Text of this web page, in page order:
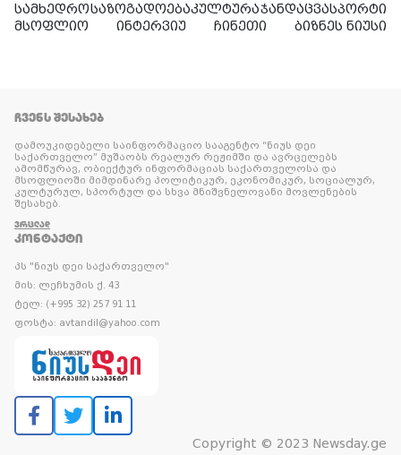
სამხედროსაზოგადოებაკულტურაჯანდაცვასპორტი
მსოფლიო
ინტერვიუ ჩინეთი ბიზნეს ნიუსი
ᲩᲕᲔᲜᲡ ᲨᲔᲡᲐᲮᲔᲑ
დამოუკიდებელი საინფორმაციო სააგენტო “ნიუს დეი
საქართველო” მუშაობს რეალურ რეჟიმში და ავრცელებს
ამომწურავ, ობიექტურ ინფორმაციას საქართველოსა და
მსოფლიოში მიმდინარე პოლიტიკურ, ეკონომიკურ, სოციალურ,
კულტურულ, სპორტულ და სხვა მნიშვნელოვანი მოვლენების
შესახებ.
ᲕᲠᲪᲚᲐᲓ
ᲙᲝᲜᲢᲐᲥᲢᲘ
პს "ნიუს დეი საქართველო"
მის: ლეჩხუმის ქ. 43
ტელ: (+995 32) 257 91 11
ფოსტა: avtandil@yahoo.com
Copyright © 2023 Newsday.ge